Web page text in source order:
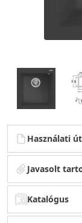
Használati
Javasolt
Katalógus